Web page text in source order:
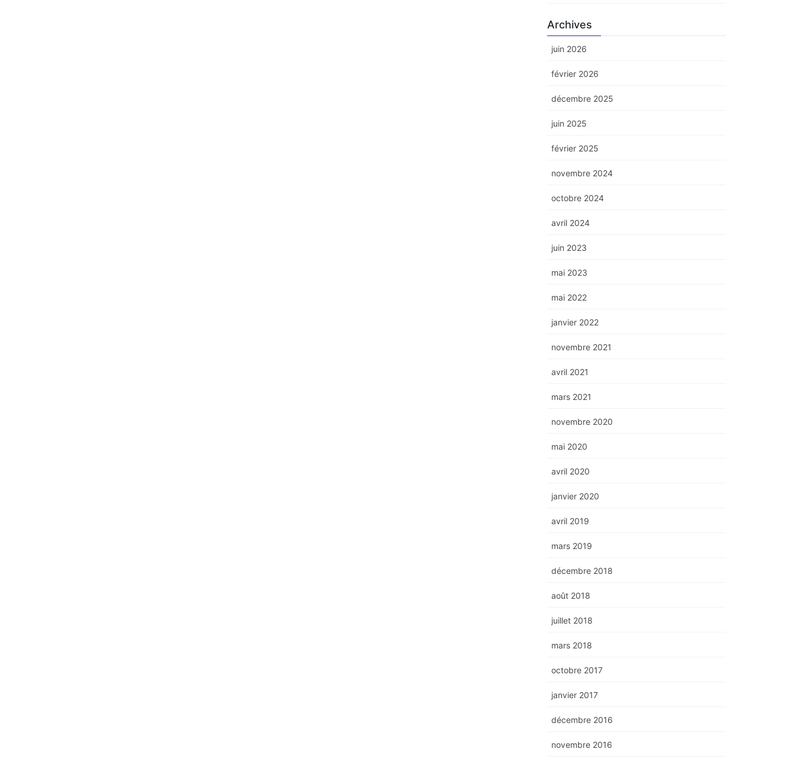
Archives
juin 2026
février 2026
décembre 2025
juin 2025
février 2025
novembre 2024
octobre 2024
avril 2024
juin 2023
mai 2023
mai 2022
janvier 2022
novembre 2021
avril 2021
mars 2021
novembre 2020
mai 2020
avril 2020
janvier 2020
avril 2019
mars 2019
décembre 2018
août 2018
juillet 2018
mars 2018
octobre 2017
janvier 2017
décembre 2016
novembre 2016